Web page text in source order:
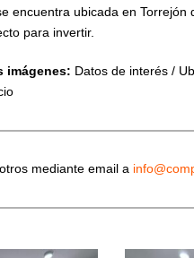
encuentra ubicada en Torrejón
para invertir.
imágenes: Datos de interés /
mediante email a